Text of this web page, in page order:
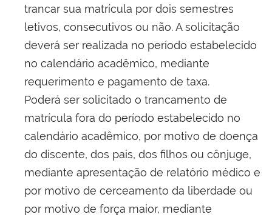
trancar sua matrícula por dois semestres
letivos, consecutivos ou não. A solicitação
deverá ser realizada no período estabelecido
no calendário acadêmico, mediante
requerimento e pagamento de taxa.
Poderá ser solicitado o trancamento de
matrícula fora do período estabelecido no
calendário acadêmico, por motivo de doença
do discente, dos pais, dos filhos ou cônjuge,
mediante apresentação de relatório médico e
por motivo de cerceamento da liberdade ou
por motivo de força maior, mediante